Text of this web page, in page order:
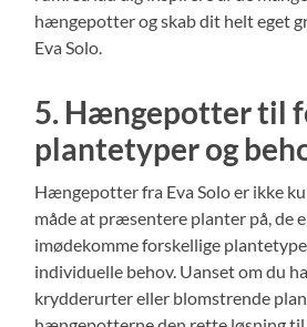
hængepotter og skab dit helt eget
Eva Solo.
5. Hængepotter til
plantetyper og
Hængepotter fra Eva Solo er ikke
måde at præsentere planter på, de
imødekomme forskellige
individuelle behov. Uanset om du
krydderurter eller blomstrende